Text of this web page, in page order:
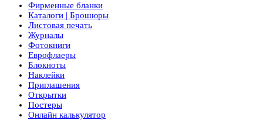
Фирменные бланки
Каталоги | Брошюры
Листовая печать
Журналы
Фотокниги
Еврофлаеры
Блокноты
Наклейки
Приглашения
Открытки
Постеры
Онлайн калькулятор